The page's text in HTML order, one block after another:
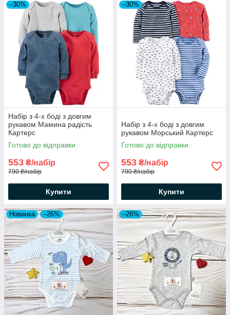
–30%
Набір з 4-х боді з довгим
рукавом Мамина радість
Картерс
Готово до відправки
553 ₴/набір
790 ₴/набір
Купити
–30%
Набір з 4-х боді з довгим
рукавом Морський Картерс
Готово до відправки
553 ₴/набір
790 ₴/набір
Купити
Новинка –26% –26%